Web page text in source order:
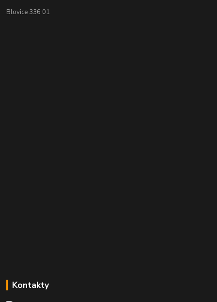
Blovice 336 01
Kontakty